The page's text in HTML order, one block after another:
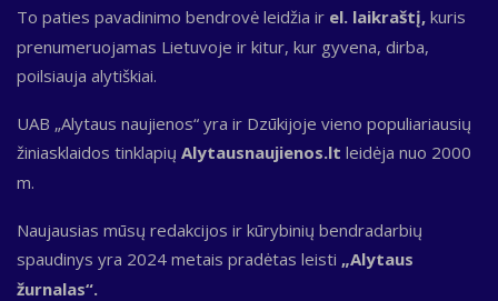
To paties pavadinimo bendrovė leidžia ir el. laikraštį, kuris
prenumeruojamas Lietuvoje ir kitur, kur gyvena, dirba,
poilsiauja alytiškiai.
UAB „Alytaus naujienos“ yra ir Dzūkijoje vieno populiariausių
žiniasklaidos tinklapių Alytausnaujienos.lt leidėja nuo 2000
m.
Naujausias mūsų redakcijos ir kūrybinių bendradarbių
spaudinys yra 2024 metais pradėtas leisti „Alytaus
žurnalas“.